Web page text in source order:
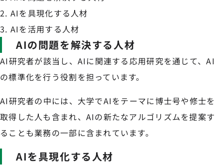
AIを具現化する人材
AIを活用する人材
AIの問題を解決する人材
AI研究者が該当し、AIに関連する応用研究を通じて、AI
の標準化を行う役割を担っています。
AI研究者の中には、大学でAIをテーマに博士号や修士を
取得した人も含まれ、AIの新たなアルゴリズムを提案す
ることも業務の一部に含まれています。
AIを具現化する人材